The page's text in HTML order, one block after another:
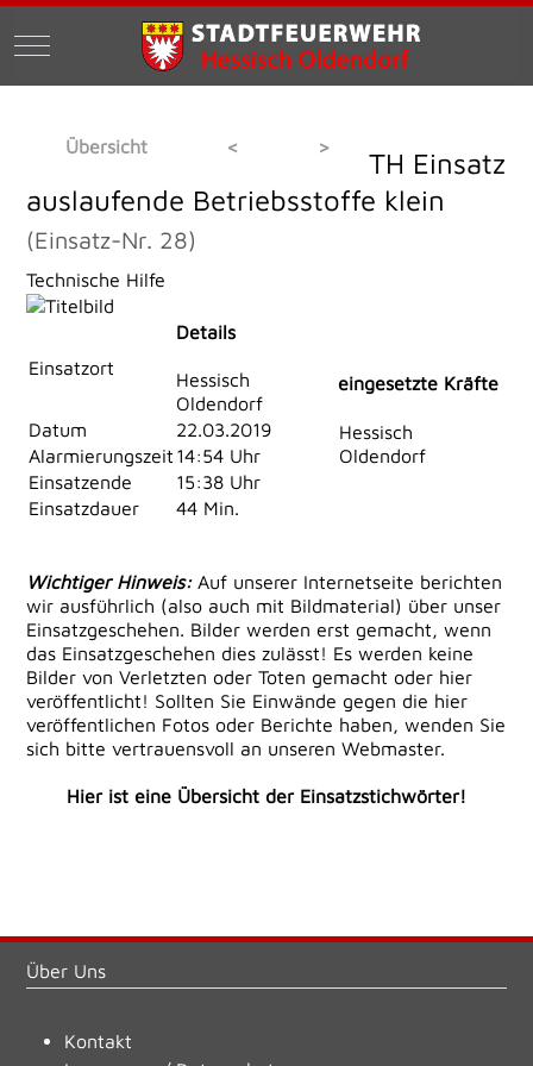
Mobile Menu Toggle
Übersicht < >
TH Einsatz
auslaufende Betriebsstoffe klein
(Einsatz-Nr. 28)
Technische Hilfe
Einsatzort
Details
Hessisch
Oldendorf
Datum
22.03.2019
Alarmierungszeit 14:54 Uhr
Einsatzende
15:38 Uhr
Einsatzdauer
44 Min.
eingesetzte Kräfte
Hessisch
Oldendorf
Wichtiger Hinweis: Auf unserer Internetseite berichten
wir ausführlich (also auch mit Bildmaterial) über unser
Einsatzgeschehen. Bilder werden erst gemacht, wenn
das Einsatzgeschehen dies zulässt! Es werden keine
Bilder von Verletzten oder Toten gemacht oder hier
veröffentlicht! Sollten Sie Einwände gegen die hier
veröffentlichen Fotos oder Berichte haben, wenden Sie
sich bitte vertrauensvoll an unseren Webmaster.
Hier ist eine Übersicht der Einsatzstichwörter!
Über Uns
Kontakt